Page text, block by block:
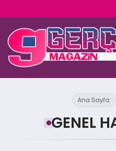
Ana Sayfa
GENEL